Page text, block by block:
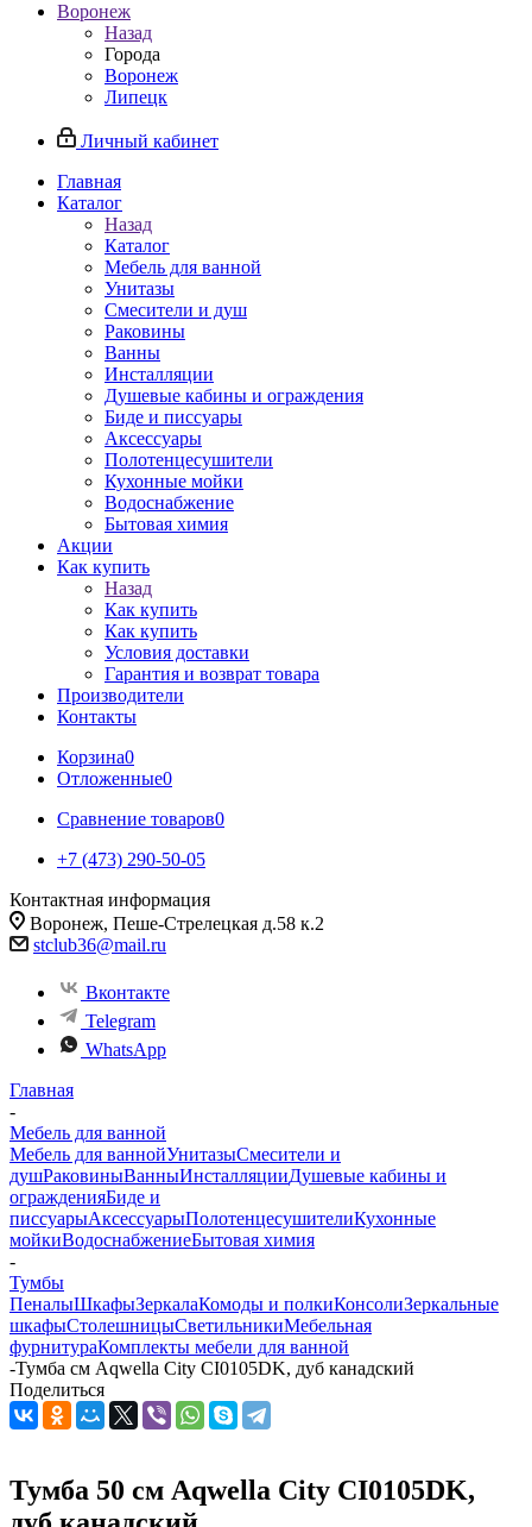
Воронеж
Назад
Города
Воронеж
Липецк
Личный кабинет
Главная
Каталог
Назад
Каталог
Мебель для ванной
Унитазы
Смесители и душ
Раковины
Ванны
Инсталляции
Душевые кабины и ограждения
Биде и писсуары
Аксессуары
Полотенцесушители
Кухонные мойки
Водоснабжение
Бытовая химия
Акции
Как купить
Назад
Как купить
Как купить
Условия доставки
Гарантия и возврат товара
Производители
Контакты
Корзина0
Отложенные0
Сравнение товаров0
+7 (473) 290-50-05
Контактная информация
Воронеж, Пеше-Стрелецкая д.58 к.2
stclub36@mail.ru
Вконтакте
Telegram
WhatsApp
Главная
-
Мебель для ванной
Мебель для ваннойУнитазыСмесители и
душРаковиныВанныИнсталляцииДушевые кабины и
огражденияБиде и
писсуарыАксессуарыПолотенцесушителиКухонные
мойкиВодоснабжениеБытовая химия
-
Тумбы
ПеналыШкафыЗеркалаКомоды и полкиКонсолиЗеркальные
шкафыСтолешницыСветильникиМебельная
фурнитураКомплекты мебели для ванной
-Тумба см Aqwella City CI0105DK, дуб канадский
Поделиться
Тумба 50 см Aqwella City CI0105DK,